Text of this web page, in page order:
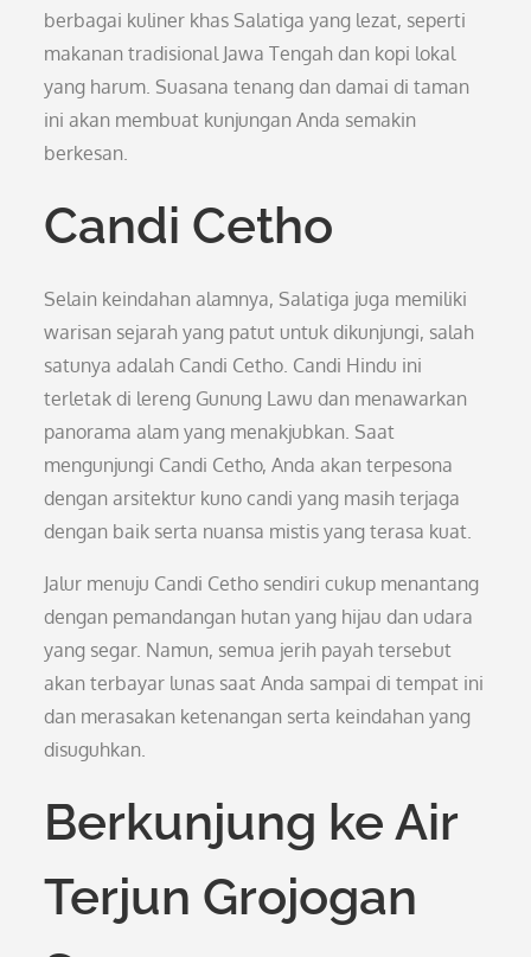
berbagai kuliner khas Salatiga yang lezat, seperti
makanan tradisional Jawa Tengah dan kopi lokal
yang harum. Suasana tenang dan damai di taman
ini akan membuat kunjungan Anda semakin
berkesan.
Candi Cetho
Selain keindahan alamnya, Salatiga juga memiliki
warisan sejarah yang patut untuk dikunjungi, salah
satunya adalah Candi Cetho. Candi Hindu ini
terletak di lereng Gunung Lawu dan menawarkan
panorama alam yang menakjubkan. Saat
mengunjungi Candi Cetho, Anda akan terpesona
dengan arsitektur kuno candi yang masih terjaga
dengan baik serta nuansa mistis yang terasa kuat.
Jalur menuju Candi Cetho sendiri cukup menantang
dengan pemandangan hutan yang hijau dan udara
yang segar. Namun, semua jerih payah tersebut
akan terbayar lunas saat Anda sampai di tempat ini
dan merasakan ketenangan serta keindahan yang
disuguhkan.
Berkunjung ke Air
Terjun Grojogan